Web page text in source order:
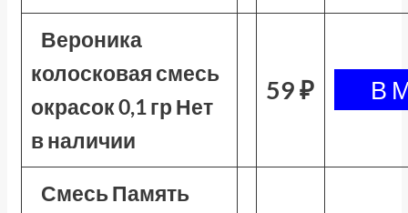
Вероника
колосковая смесь
окрасок 0,1 гр Нет
в наличии
59 ₽
Смесь Память